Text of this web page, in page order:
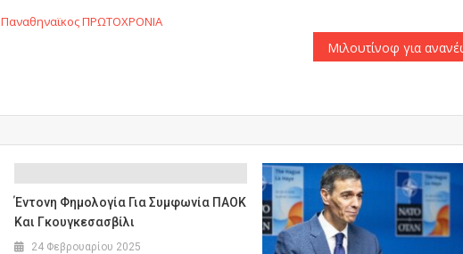
ΠαναθηναϊκοςΠΡΩΤΟΧΡΟΝΙΑ
Έντονη Φημολογία Για Συμφωνία ΠΑΟΚ
Και Γκουγκεσασβίλι
24 Φεβρουαρίου 2025